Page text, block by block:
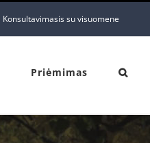
Konsultavimasis su visuomene
Priėmimas